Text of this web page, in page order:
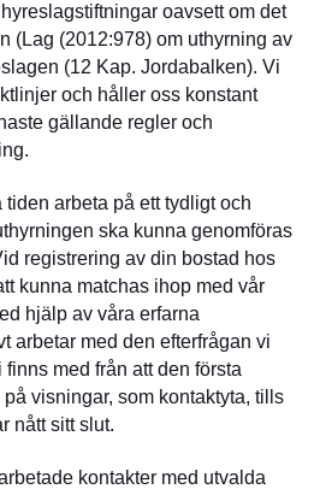
oavsett om det
(Lag (2012:978) om uthyrning av
(12 Kap. Jordabalken). Vi
och håller oss konstant
gällande regler och
arbeta på ett tydligt och
ska kunna genomföras
registrering av din bostad hos
kunna matchas ihop med vår
hjälp av våra erfarna
arbetar med den efterfrågan vi
finns med från att den första
visningar, som kontaktyta, tills
nått sitt slut.
kontakter med utvalda